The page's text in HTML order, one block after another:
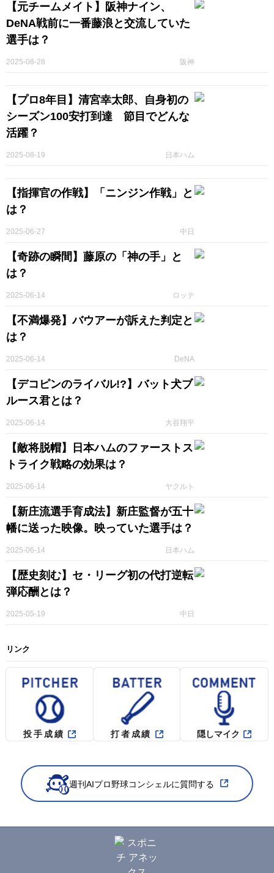
【元チームメイト】阪神ナイン、
DeNA戦前に一番藤浪と交流していた
選手は？
阪神
2025-08-28
【プロ8年目】清宮幸太郎、自身初の
シーズン100安打到達 節目でどんな
活躍？
日本ハム
2025-08-19
【指揮官の作戦】「ニンジン作戦」と
は？
中日
2025-06-27
【奇跡の瞬間】藤原の「神の手」と
は？
ロッテ
2025-06-14
【不満爆発】バウアーが訴えた判定と
は？
DeNA
2025-06-14
【デコピンのライバル!?】バット犬ブ
ルース君とは？
大谷翔平
2025-06-14
【敵将脱帽】日本ハムのファーストス
トライク戦略の効果は？
ヤクルト
2025-06-14
【新庄流選手育成法】新庄監督が五十
幡に送った映像。映っていた選手は？
日本ハム
2025-06-14
【歴史刻む】セ・リーグ初の代打逆転
弾応酬とは？
中日
2025-05-19
リンク
投手成績 打者成績 隠しマイク
週刊AIプロ野球コンシェルに質問する